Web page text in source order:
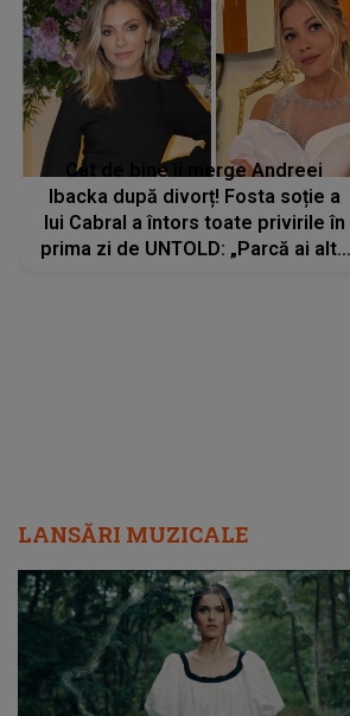
Cât de bine îi merge Andreei
Ibacka după divorț! Fosta soție a
lui Cabral a întors toate privirile în
prima zi de UNTOLD: „Parcă ai altă
LANSĂRI MUZICALE